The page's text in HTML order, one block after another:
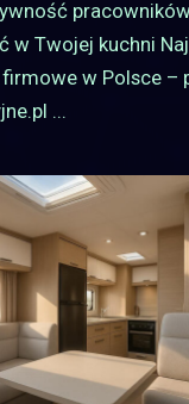
w Twojej kuchni
firmowe w Polsce –
...